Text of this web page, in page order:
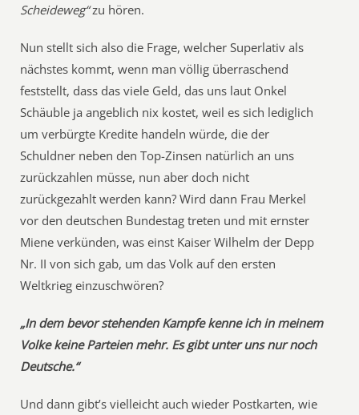
Scheideweg“zu hören.
Nun stellt sich also die Frage, welcher Superlativ als
nächstes kommt, wenn man völlig überraschend
feststellt, dass das viele Geld, das uns laut Onkel
Schäuble ja angeblich nix kostet, weil es sich lediglich
um verbürgte Kredite handeln würde, die der
Schuldner neben den Top-Zinsen natürlich an uns
zurückzahlen müsse, nun aber doch nicht
zurückgezahlt werden kann? Wird dann Frau Merkel
vor den deutschen Bundestag treten und mit ernster
Miene verkünden, was einst Kaiser Wilhelm der Depp
Nr. II von sich gab, um das Volk auf den ersten
Weltkrieg einzuschwören?
„In dem bevor stehenden Kampfe kenne ich in meinem
Volke keine Parteien mehr. Es gibt unter uns nur noch
Deutsche.“
Und dann gibt’s vielleicht auch wieder Postkarten, wie